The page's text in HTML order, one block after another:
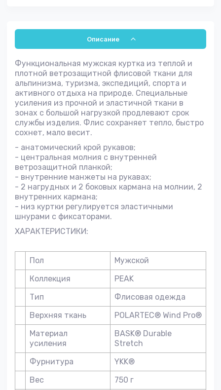
Описание
Функциональная мужская куртка из теплой и
плотной ветрозащитной флисовой ткани для
альпинизма, туризма, экспедиций, спорта и
активного отдыха на природе. Специальные
усиления из прочной и эластичной ткани в
зонах с большой нагрузкой продлевают срок
службы изделия. Флис сохраняет тепло, быстро
сохнет, мало весит.
- анатомический крой рукавов;
- центральная молния с внутренней
ветрозащитной планкой;
- внутренние манжеты на рукавах;
- 2 нагрудных и 2 боковых кармана на молнии, 2
внутренних кармана;
- низ куртки регулируется эластичными
шнурами с фиксаторами.
ХАРАКТЕРИСТИКИ:
Пол
Мужской
Коллекция
PEAK
Тип
Флисовая одежда
Верхняя ткань
POLARTEC® Wind Pro®
Материал
усиления
BASK® Durable
Stretch
Фурнитура
YKK®
Вес
750 г